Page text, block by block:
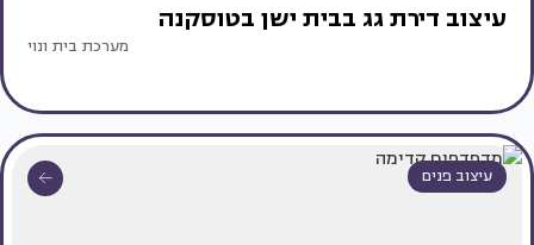
עיצוב דירת גג בבית ישן בטוסקנה
מערכת בית ונוי
עיצוב פנים